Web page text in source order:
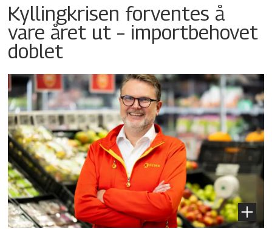
Kyllingkrisen forventes å
vare året ut – importbehovet
doblet